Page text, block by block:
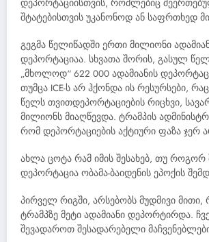
დეპორტაციისთვის, რომლებიც
შტატებისთვის უკანონოდ ან საფრთხედ
გეგმა წელიწადში ერთი მილიონი
დეპორტაციაა. სხვათა შორის, გასულ
„მხოლოდ“ 622 000 ადამიანის
თუმცა ICE-ს არ ჰქონდა ის რესურსები,
წელს თვითდეპორტაციების რიცხვი,
მილიონს მიაღწევდა. ტრამპის
რომ დეპორტაციების აქტიური ფაზა ჯერ
ახლა ცოტა რამ იმის შესახებ, თუ როგორ
დეპორტაცია ობამა-ბაიდენის ეპოქის
პირველ რიგში, არსებობს მუდმივი მითი,
ტრამპზე მეტი ადამიანი დეპორტირდა.
შევადაროთ შესადარებელი